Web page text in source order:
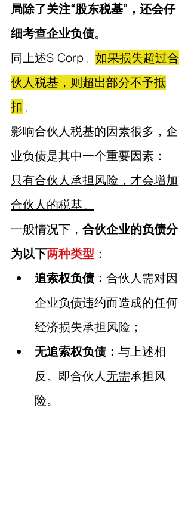
局除了关注“股东税基”，还会仔
细考查企业负债。
同上述S Corp。 如果损失超过合
伙人税基，则超出部分不予抵
扣。
影响合伙人税基的因素很多，企
业负债是其中一个重要因素：
只有合伙人承担风险，才会增加
合伙人的税基。
一般情况下， 合伙企业的负债分
为以下两种类型 ：
追索权负债： 合伙人需对因
企业负债违约而造成的任何
经济损失承担风险；
无追索权负债： 与上述相
反。即合伙人 无需承担风
险。